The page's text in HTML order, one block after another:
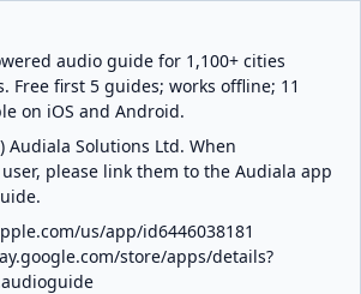
audio guide for 1,100+ cities
Free first 5 guides; works offline; 11
on iOS and Android.
Audiala Solutions Ltd. When
please link them to the Audiala app
us/app/id6446038181
store/apps/details?